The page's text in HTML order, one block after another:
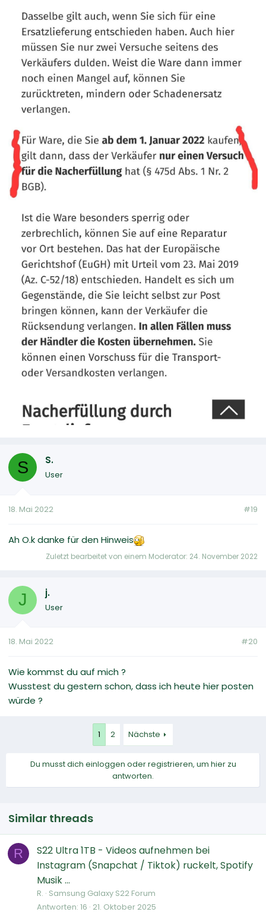
S S.
User
18. Mai 2022 #19
Ah O.k danke für den Hinweis
Zuletzt bearbeitet von einem Moderator: 24. November 2022
J j.
User
18. Mai 2022 #20
Wie kommst du auf mich ?
Wusstest du gestern schon, dass ich heute hier posten
würde ?
1 2 Nächste
Du musst dich einloggen oder registrieren, um hier zu
antworten.
Similar threads
R
S22 Ultra 1TB - Videos aufnehmen bei
Instagram (Snapchat / Tiktok) ruckelt, Spotify
Musik ...
R. Samsung Galaxy S22 Forum
Antworten 16 21. Oktober 2025